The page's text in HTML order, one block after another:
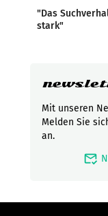
"Das
stark"
Mit unseren
Melden Sie
an.
mark_email_read